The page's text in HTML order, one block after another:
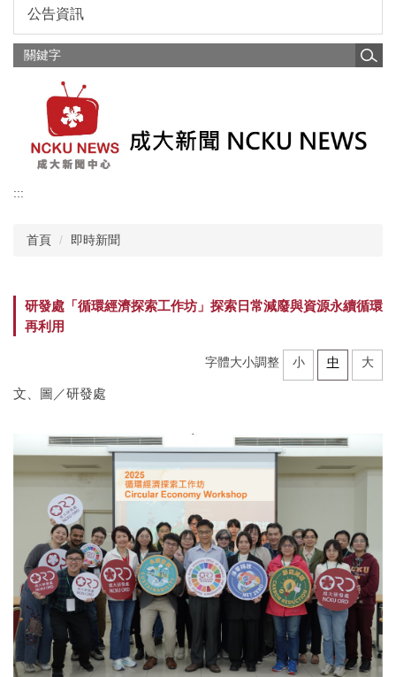
公告資訊
:::
首頁 即時新聞
研發處「循環經濟探索工作坊」探索日常減廢與資源永續循環
再利用
字體大小調整 小 中 大
文、圖／研發處